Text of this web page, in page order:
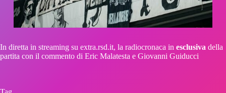
In diretta in streaming su extra.rsd.it, la radiocronaca in esclusiva della
partita con il commento di Eric Malatesta e Giovanni Guiducci